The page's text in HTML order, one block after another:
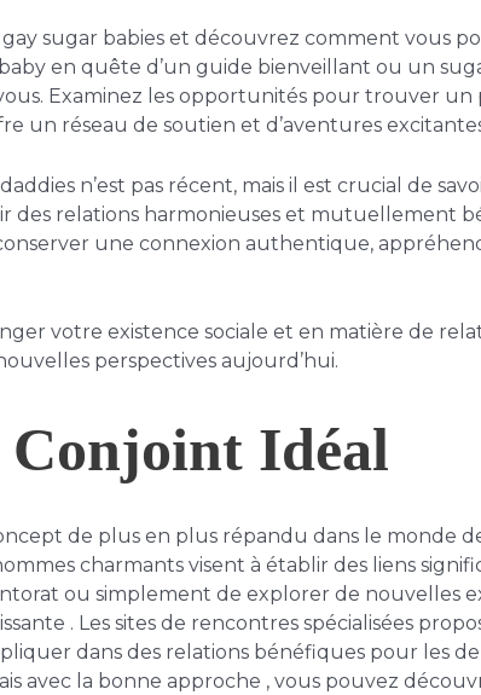
sugar babies et découvrez comment vous
en quête d’un guide bienveillant ou un
Examinez les opportunités pour trouver un
un réseau de soutien et d’aventures
n’est pas récent, mais il est crucial de
des relations harmonieuses et mutuellement
une connexion authentique,
votre existence sociale et en matière de
perspectives aujourd’hui.
Conjoint Idéal
de plus en plus répandu dans le monde
charmants visent à établir des liens
ou simplement de explorer de nouvelles
. Les sites de rencontres spécialisées
dans des relations bénéfiques pour les
avec la bonne approche , vous pouvez